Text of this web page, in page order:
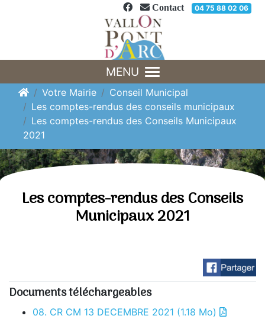
Contact 04 75 88 02 06
MENU
Votre Mairie
Conseil Municipal
Les comptes-rendus des conseils municipaux
Les comptes-rendus des Conseils Municipaux
2021
Les comptes-rendus des Conseils
Municipaux 2021
Documents téléchargeables
08. CR CM 13 DECEMBRE 2021 (1.18 Mo)
Panneau de gestion des cookies